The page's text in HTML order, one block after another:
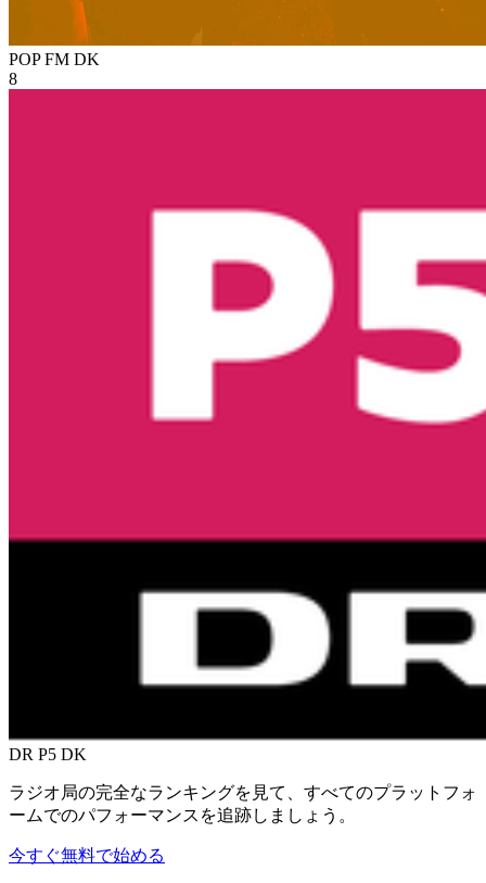
POP FM DK
8
DR P5 DK
ラジオ局の完全なランキングを見て、すべてのプラットフォ
ームでのパフォーマンスを追跡しましょう。
今すぐ無料で始める